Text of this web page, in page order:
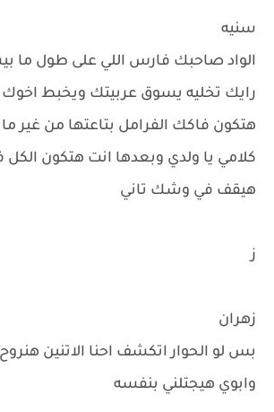
سنيه
الواد صاحبك فارس اللي على طول ما
رايك تخليه يسوق عربيتك ويخبط
هتكون فاكك الفرامل بتاعتها من غير
كلامي يا ولدي وبعدها انت هتكون
هيقف في وشك تاني
ز
زهران
بس لو الحوار اتكشف احنا الاتنين
وابوي هيجتلني بنفسه